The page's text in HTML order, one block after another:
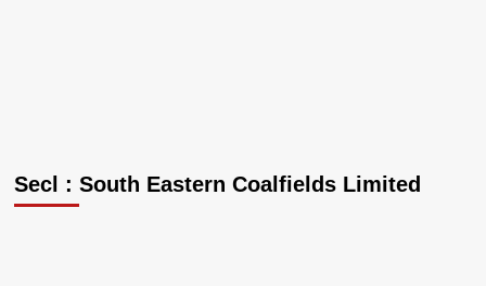
Secl : South Eastern Coalfields Limited